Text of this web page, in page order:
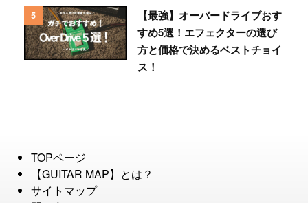
5
【最強】オーバードライブおす
すめ5選！エフェクターの選び
方と価格で決めるベストチョイ
ス！
TOPページ
【GUITAR MAP】とは？
サイトマップ